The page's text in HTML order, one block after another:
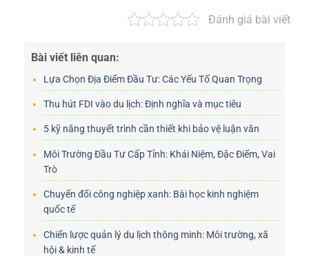
Đánh giá bài viết
Bài viết liên quan:
Lựa Chọn Địa Điểm Đầu Tư: Các Yếu Tố Quan Trọng
Thu hút FDI vào du lịch: Định nghĩa và mục tiêu
5 kỹ năng thuyết trình cần thiết khi bảo vệ luận văn
Môi Trường Đầu Tư Cấp Tỉnh: Khái Niệm, Đặc Điểm, Vai
Trò
Chuyển đổi công nghiệp xanh: Bài học kinh nghiệm
quốc tế
Chiến lược quản lý du lịch thông minh: Môi trường, xã
hội & kinh tế